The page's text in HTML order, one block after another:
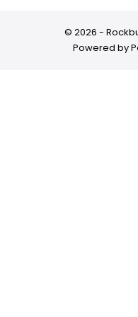
© 2026 -
Powered by